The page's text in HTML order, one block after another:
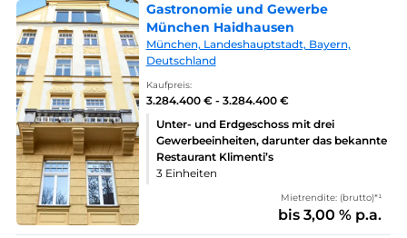
Gastronomie und Gewerbe
München Haidhausen
München, Landeshauptstadt, Bayern,
Deutschland
Kaufpreis:
3.284.400 € - 3.284.400 €
Unter- und Erdgeschoss mit drei
Gewerbeeinheiten, darunter das bekannte
Restaurant Klimenti’s
3 Einheiten
Mietrendite: (brutto)*¹
bis 3,00 % p.a.